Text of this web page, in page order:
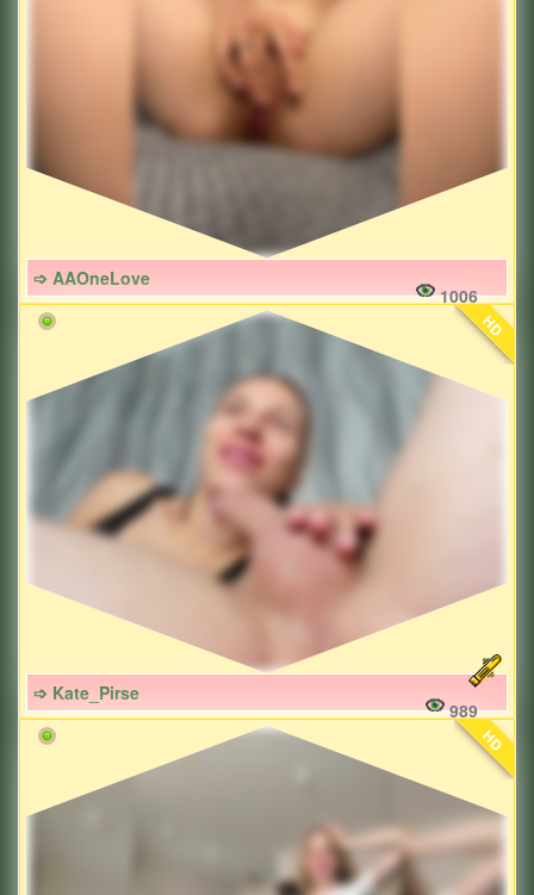
➩ AAOneLove
1006
HD
➩ Kate_Pirse
989
HD